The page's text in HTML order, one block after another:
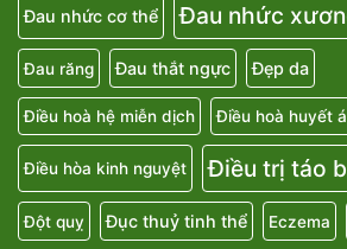
Đau nhức cơ thể Đau nhức
Đau răng Đau thắt ngực Đẹp da
Điều hoà hệ miễn dịch Điều hoà huyết
Điều hòa kinh nguyệt Điều trị táo
Đột quỵ Đục thuỷ tinh thể Eczema